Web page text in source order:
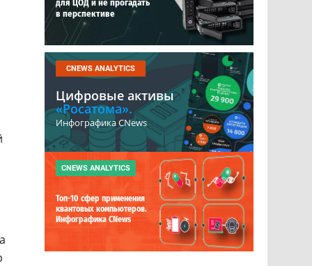
для ЦОД и не прогадать
в перспективе
CNEWS ANALYTICS
Цифровые активы
«Росатома».
Инфографика CNews
CNEWS ANALYTICS
Топ-10 сфер применения
квантовых компьютеров.
Инфографика CNews